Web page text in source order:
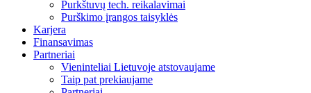
Purkštuvų tech. reikalavimai
Purškimo įrangos taisyklės
Karjera
Finansavimas
Partneriai
Vieninteliai Lietuvoje atstovaujame
Taip pat prekiaujame